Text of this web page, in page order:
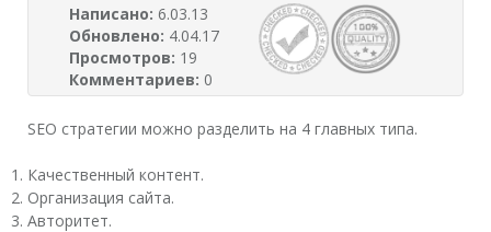
Написано: 6.03.13
Обновлено: 4.04.17
Просмотров: 19
Комментариев: 0
SEO стратегии можно разделить на 4 главных типа.
Качественный контент.
Организация сайта.
Авторитет.